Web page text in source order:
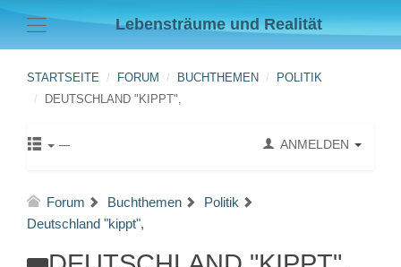
Lebensträume und Realität
STARTSEITE FORUM BUCHTHEMEN
POLITIK
DEUTSCHLAND "KIPPT",
ANMELDEN
Forum Buchthemen
Politik
Deutschland "kippt",